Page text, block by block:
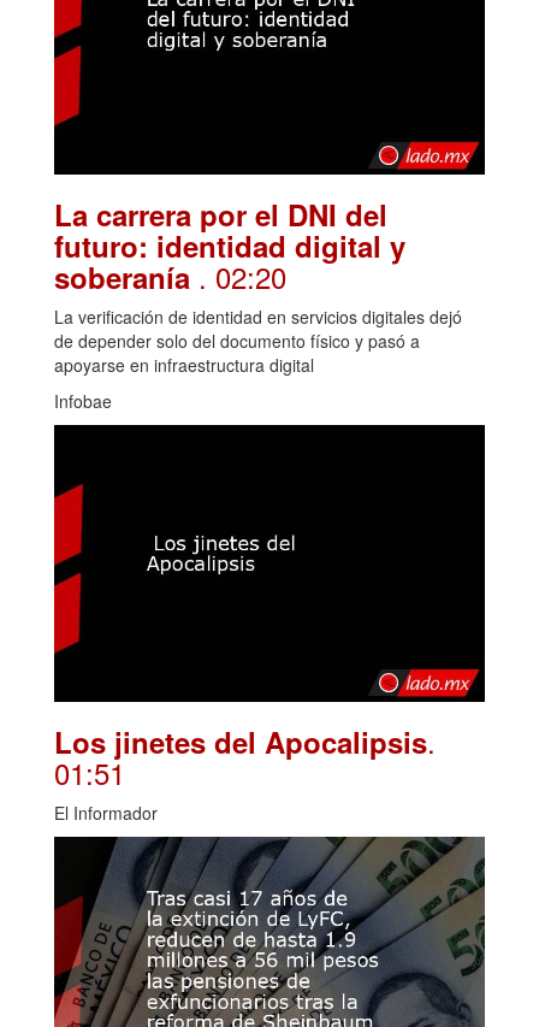
La carrera por el DNI del
futuro: identidad digital y
soberanía . 02:20
La verificación de identidad en servicios digitales dejó
de depender solo del documento físico y pasó a
apoyarse en infraestructura digital
Infobae
Los jinetes del Apocalipsis.
01:51
El Informador